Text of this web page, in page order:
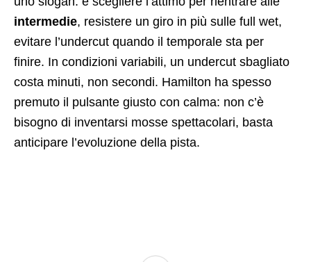
intermedie, resistere un giro in più sulle full wet,
evitare l’undercut quando il temporale sta per
finire. In condizioni variabili, un undercut sbagliato
costa minuti, non secondi. Hamilton ha spesso
premuto il pulsante giusto con calma: non c’è
bisogno di inventarsi mosse spettacolari, basta
anticipare l’evoluzione della pista.